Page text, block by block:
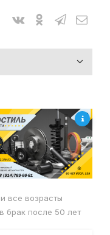
все возрасты
брак после 50 лет